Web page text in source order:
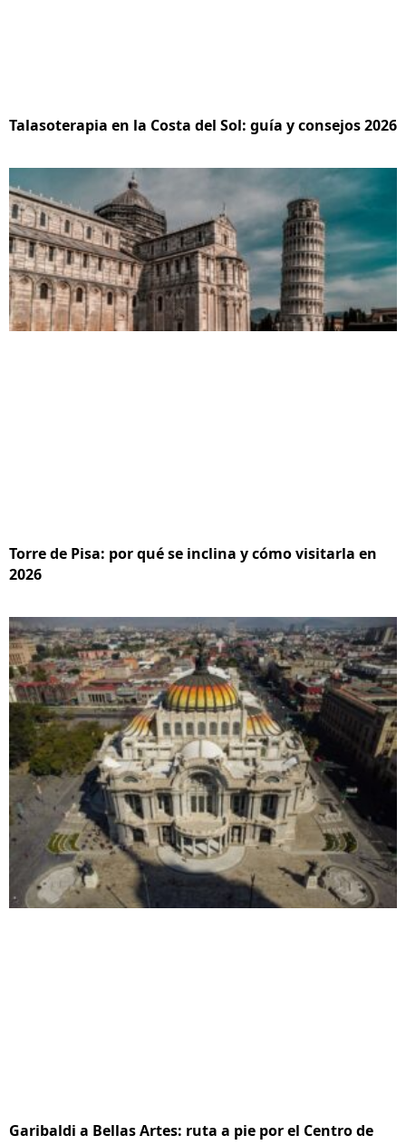
Talasoterapia en la Costa del Sol: guía y consejos 2026
Torre de Pisa: por qué se inclina y cómo visitarla en
2026
Garibaldi a Bellas Artes: ruta a pie por el Centro de